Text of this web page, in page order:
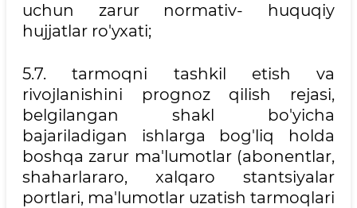
uchun zarur normativ- huquqiy
hujjatlar ro'yxati;
5.7. tarmoqni tashkil etish va
rivojlanishini prognoz qilish rejasi,
belgilangan shakl bo'yicha
bajariladigan ishlarga bog'liq holda
boshqa zarur ma'lumotlar (abonentlar,
shaharlararo, xalqaro stantsiyalar
portlari, ma'lumotlar uzatish tarmoqlari